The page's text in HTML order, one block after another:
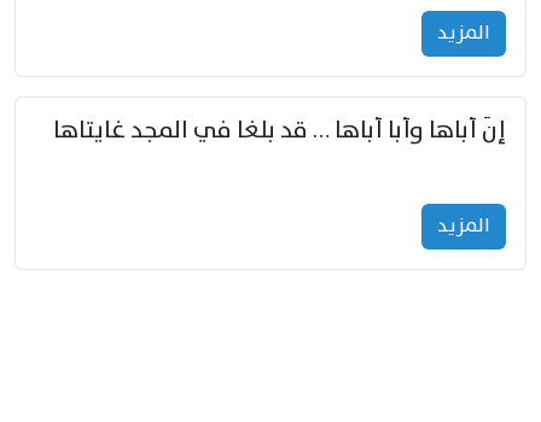
المزید
إنّ أباها وأبا أباها … قد بلغا في المجد غايتاها
المزید